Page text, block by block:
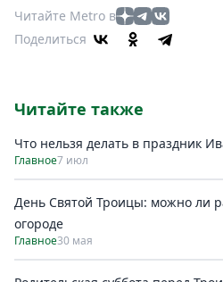
Читайте Metro в
Поделиться
Читайте также
Что нельзя делать в праздник
Главное7 июл
День Святой Троицы: можно ли
огороде
Главное30 мая